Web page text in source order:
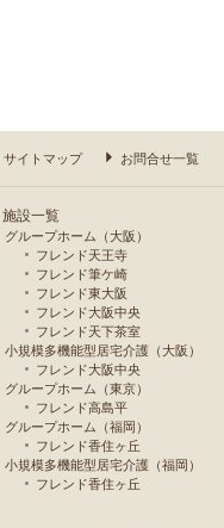
サイトマップ お問合せ一覧
施設一覧
グループホーム（大阪）
フレンド天王寺
フレンド筆ケ崎
フレンド東大阪
フレンド大阪中央
フレンド天下茶室
小規模多機能型居宅介護（大阪）
フレンド大阪中央
グループホーム（東京）
フレンド高島平
グループホーム（福岡）
フレンド香住ヶ丘
小規模多機能型居宅介護（福岡）
フレンド香住ヶ丘